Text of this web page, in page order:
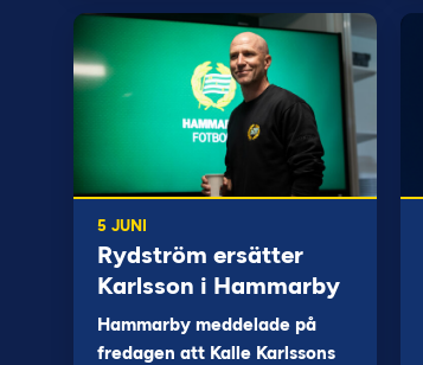
5 JUNI
Rydström ersätter
Karlsson i Hammarby
Hammarby meddelade på
fredagen att Kalle Karlssons